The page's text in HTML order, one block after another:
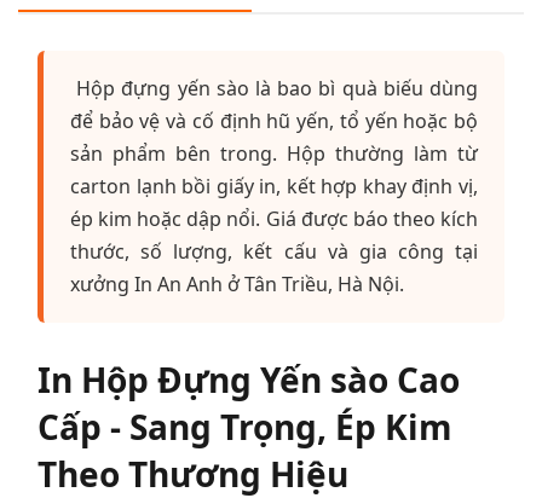
Hộp đựng yến sào là bao bì quà biếu dùng
để bảo vệ và cố định hũ yến, tổ yến hoặc bộ
sản phẩm bên trong. Hộp thường làm từ
carton lạnh bồi giấy in, kết hợp khay định vị,
ép kim hoặc dập nổi. Giá được báo theo kích
thước, số lượng, kết cấu và gia công tại
xưởng In An Anh ở Tân Triều, Hà Nội.
In Hộp Đựng Yến sào Cao
Cấp - Sang Trọng, Ép Kim
Theo Thương Hiệu